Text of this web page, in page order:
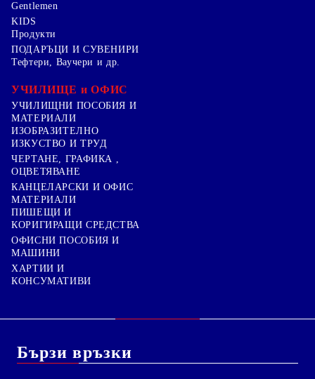
Gentlemen
KIDS
Продукти
ПОДАРЪЦИ И СУВЕНИРИ
Тефтери, Ваучери и др.
УЧИЛИЩЕ и ОФИС
УЧИЛИЩНИ ПОСОБИЯ И
МАТЕРИАЛИ
ИЗОБРАЗИТЕЛНО
ИЗКУСТВО И ТРУД
ЧЕРТАНЕ, ГРАФИКА ,
ОЦВЕТЯВАНЕ
КАНЦЕЛАРСКИ И ОФИС
МАТЕРИАЛИ
ПИШЕЩИ И
КОРИГИРАЩИ СРЕДСТВА
ОФИСНИ ПОСОБИЯ И
МАШИНИ
ХАРТИИ И
КОНСУМАТИВИ
Бързи връзки